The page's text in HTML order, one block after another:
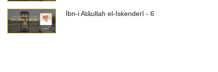
İbn-i Atâullah el-İskenderî - 6